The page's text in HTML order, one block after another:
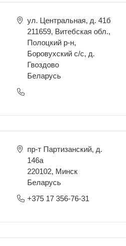
ул. Центральная, д. 41б
211659, Витебская обл.,
Полоцкий р-н,
Боровухский с/с, д.
Гвоздово
Беларусь
пр-т Партизанский, д.
146а
220102, Минск
Беларусь
+375 17 356-76-31